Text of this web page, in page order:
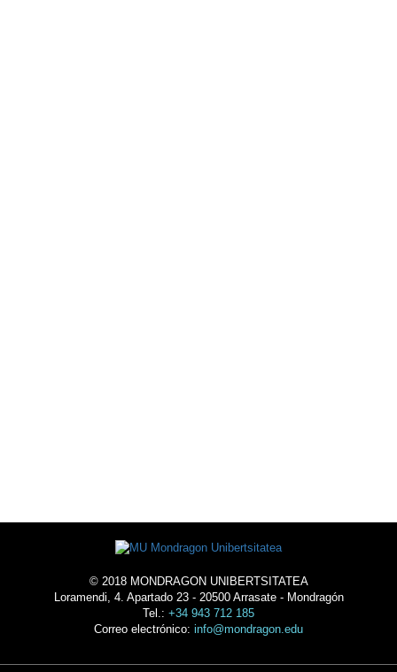
© 2018 MONDRAGON UNIBERTSITATEA
Loramendi, 4. Apartado 23 - 20500 Arrasate - Mondragón
Tel.: +34 943 712 185
Correo electrónico: info@mondragon.edu